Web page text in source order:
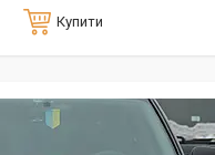
Купити